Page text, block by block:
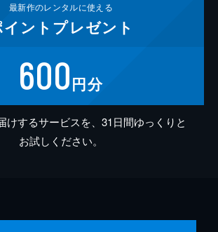
最新作のレンタルに使える
ント プレゼント
600円分
けするサービスを、31日間ゆっくりと
お試しください。